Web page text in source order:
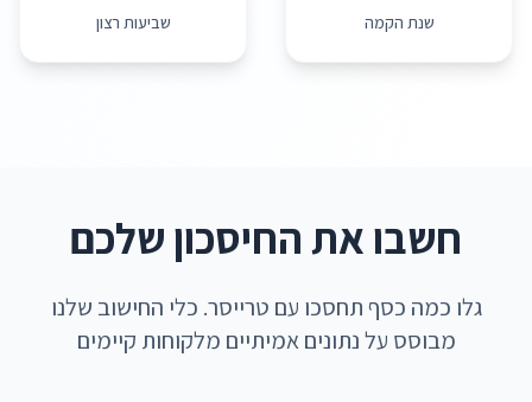
שנת הקמה שביעות רצון
חשבו את החיסכון שלכם
גלו כמה כסף תחסכו עם טרייסר. כלי החישוב שלנו
מבוסס על נתונים אמיתיים מלקוחות קיימים